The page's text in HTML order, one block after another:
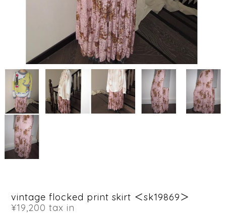
vintage flocked print skirt ＜sk19869＞
¥19,200 tax in